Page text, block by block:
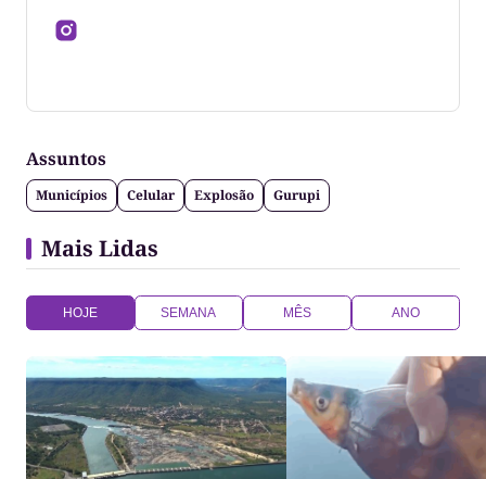
Tocantins
Assuntos
Municípios Celular Explosão Gurupi
Mais Lidas
HOJE SEMANA MÊS ANO